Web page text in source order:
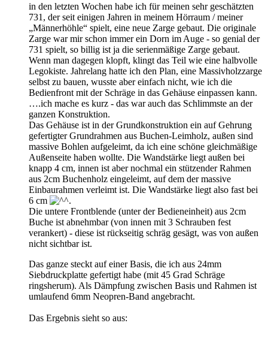
in den letzten Wochen habe ich für meinen sehr geschätzten
731, der seit einigen Jahren in meinem Hörraum / meiner
„Männerhöhle“ spielt, eine neue Zarge gebaut. Die originale
Zarge war mir schon immer ein Dorn im Auge - so genial der
731 spielt, so billig ist ja die serienmäßige Zarge gebaut.
Wenn man dagegen klopft, klingt das Teil wie eine halbvolle
Legokiste. Jahrelang hatte ich den Plan, eine Massivholzzarge
selbst zu bauen, wusste aber einfach nicht, wie ich die
Bedienfront mit der Schräge in das Gehäuse einpassen kann.
….ich mache es kurz - das war auch das Schlimmste an der
ganzen Konstruktion.
Das Gehäuse ist in der Grundkonstruktion ein auf Gehrung
gefertigter Grundrahmen aus Buchen-Leimholz, außen sind
massive Bohlen aufgeleimt, da ich eine schöne gleichmäßige
Außenseite haben wollte. Die Wandstärke liegt außen bei
knapp 4 cm, innen ist aber nochmal ein stützender Rahmen
aus 2cm Buchenholz eingeleimt, auf dem der massive
Einbaurahmen verleimt ist. Die Wandstärke liegt also fast bei
6 cm
.
Die untere Frontblende (unter der Bedieneinheit) aus 2cm
Buche ist abnehmbar (von innen mit 3 Schrauben fest
verankert) - diese ist rückseitig schräg gesägt, was von außen
nicht sichtbar ist.
Das ganze steckt auf einer Basis, die ich aus 24mm
Siebdruckplatte gefertigt habe (mit 45 Grad Schräge
ringsherum). Als Dämpfung zwischen Basis und Rahmen ist
umlaufend 6mm Neopren-Band angebracht.
Das Ergebnis sieht so aus: